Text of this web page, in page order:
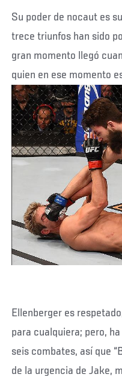
Su poder de nocaut es
trece triunfos han sido
gran momento llegó
quien en ese momento
Ellenberger es
para cualquiera; pero,
seis combates, así que
de la urgencia de Jake,